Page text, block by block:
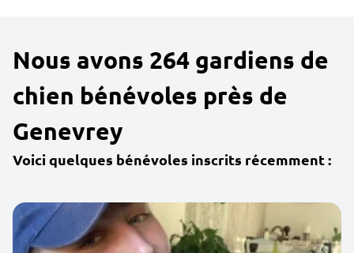
Nous avons 264 gardiens de
chien bénévoles près de
Genevrey
Voici quelques bénévoles inscrits récemment :